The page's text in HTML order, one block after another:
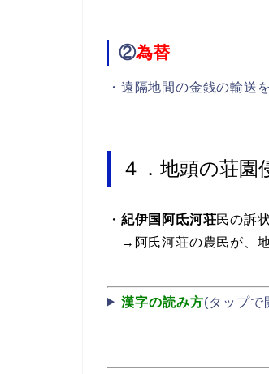
②為替
・遠隔地間の金銭の輸送
４．地頭の荘園
・ 紀伊国阿氐河荘民の訴状
→阿氏河荘の農民が、
漢字の読み方(タップで